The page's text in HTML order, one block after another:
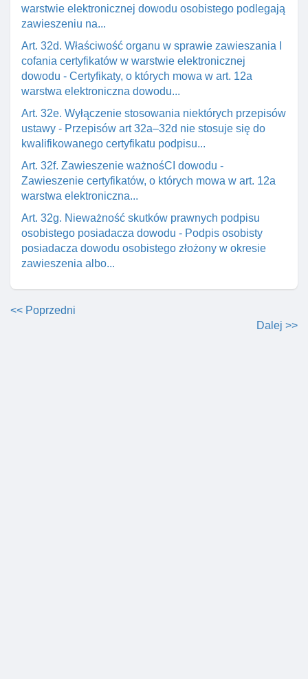
warstwie elektronicznej dowodu osobistego podlegają
zawieszeniu na...
Art. 32d. Właściwość organu w sprawie zawieszania I
cofania certyfikatów w warstwie elektronicznej
dowodu - Certyfikaty, o których mowa w art. 12a
warstwa elektroniczna dowodu...
Art. 32e. Wyłączenie stosowania niektórych przepisów
ustawy - Przepisów art 32a–32d nie stosuje się do
kwalifikowanego certyfikatu podpisu...
Art. 32f. Zawieszenie ważnośCI dowodu -
Zawieszenie certyfikatów, o których mowa w art. 12a
warstwa elektroniczna...
Art. 32g. Nieważność skutków prawnych podpisu
osobistego posiadacza dowodu - Podpis osobisty
posiadacza dowodu osobistego złożony w okresie
zawieszenia albo...
<< Poprzedni
Dalej >>